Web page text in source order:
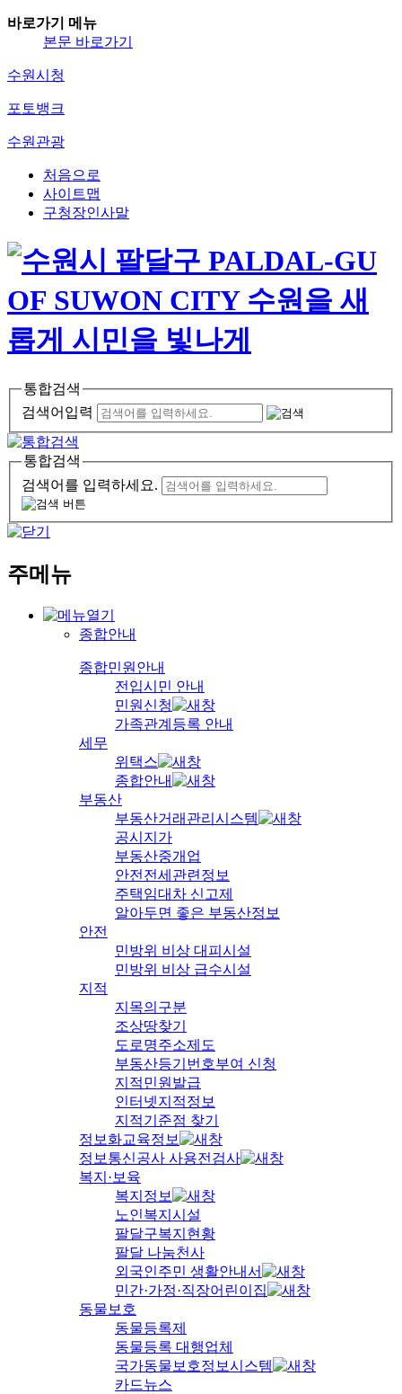
바로가기 메뉴
본문 바로가기
수원시청
포토뱅크
수원관광
처음으로
사이트맵
구청장인사말
통합검색
검색어입력
통합검색
검색어를 입력하세요.
주메뉴
종합안내
종합민원안내
전입시민 안내
민원신청
가족관계등록 안내
세무
위택스
종합안내
부동산
부동산거래관리시스템
공시지가
부동산중개업
안전전세관련정보
주택임대차 신고제
알아두면 좋은 부동산정보
안전
민방위 비상 대피시설
민방위 비상 급수시설
지적
지목의구분
조상땅찾기
도로명주소제도
부동산등기번호부여 신청
지적민원발급
인터넷지적정보
지적기준점 찾기
정보화교육정보
정보통신공사 사용전검사
복지·보육
복지정보
노인복지시설
팔달구복지현황
팔달 나눔천사
외국인주민 생활안내서
민간·가정·직장어린이집
동물보호
동물등록제
동물등록 대행업체
국가동물보호정보시스템
카드뉴스